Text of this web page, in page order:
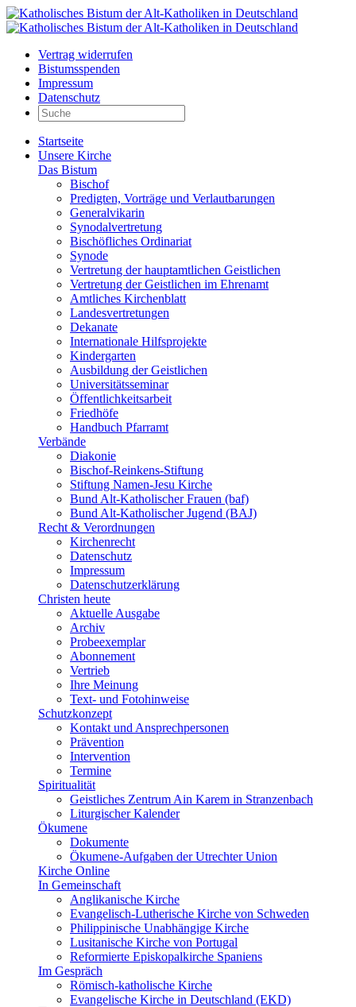
Vertrag widerrufen
Bistumsspenden
Impressum
Datenschutz
Startseite
Unsere Kirche
Das Bistum
Bischof
Predigten, Vorträge und Verlautbarungen
Generalvikarin
Synodalvertretung
Bischöfliches Ordinariat
Synode
Vertretung der hauptamtlichen Geistlichen
Vertretung der Geistlichen im Ehrenamt
Amtliches Kirchenblatt
Landesvertretungen
Dekanate
Internationale Hilfsprojekte
Kindergarten
Ausbildung der Geistlichen
Universitätsseminar
Öffentlichkeitsarbeit
Friedhöfe
Handbuch Pfarramt
Verbände
Diakonie
Bischof-Reinkens-Stiftung
Stiftung Namen-Jesu Kirche
Bund Alt-Katholischer Frauen (baf)
Bund Alt-Katholischer Jugend (BAJ)
Recht & Verordnungen
Kirchenrecht
Datenschutz
Impressum
Datenschutzerklärung
Christen heute
Aktuelle Ausgabe
Archiv
Probeexemplar
Abonnement
Vertrieb
Ihre Meinung
Text- und Fotohinweise
Schutzkonzept
Kontakt und Ansprechpersonen
Prävention
Intervention
Termine
Spiritualität
Geistliches Zentrum Ain Karem in Stranzenbach
Liturgischer Kalender
Ökumene
Dokumente
Ökumene-Aufgaben der Utrechter Union
Kirche Online
In Gemeinschaft
Anglikanische Kirche
Evangelisch-Lutherische Kirche von Schweden
Philippinische Unabhängige Kirche
Lusitanische Kirche von Portugal
Reformierte Episkopalkirche Spaniens
Im Gespräch
Römisch-katholische Kirche
Evangelische Kirche in Deutschland (EKD)